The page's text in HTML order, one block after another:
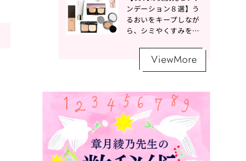
ンデーション８選】う
るおいをキープしなが
ら、シミやくすみをナ
ViewMore